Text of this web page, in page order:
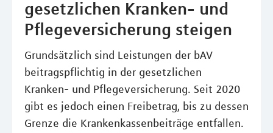
gesetzlichen Kranken- und
Pflegeversicherung steigen
Grundsätzlich sind Leistungen der bAV
beitragspflichtig in der gesetzlichen
Kranken- und Pflegeversicherung. Seit 2020
gibt es jedoch einen Freibetrag, bis zu dessen
Grenze die Krankenkassenbeiträge entfallen.